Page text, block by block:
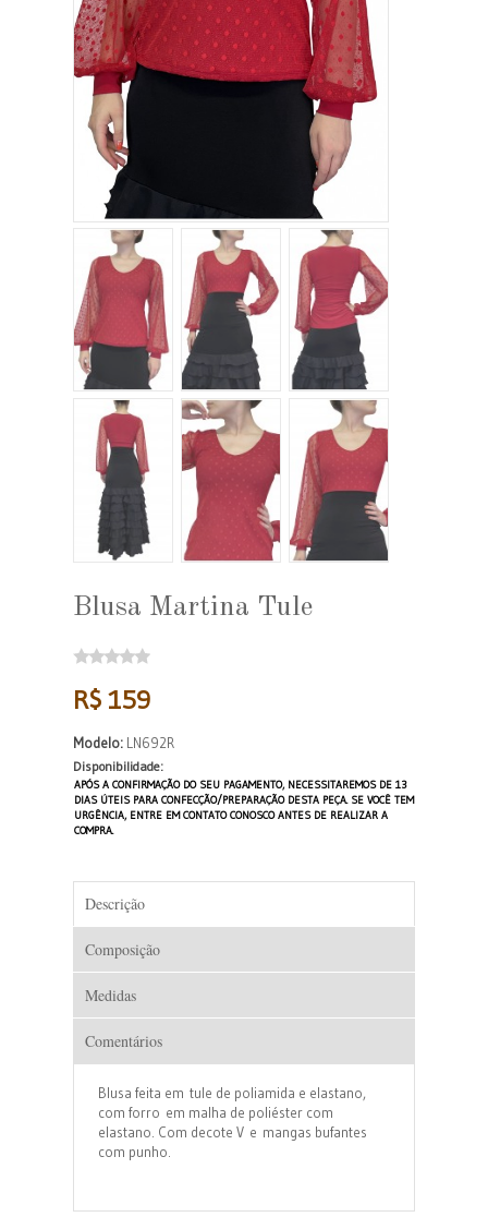
Blusa Martina Tule
R$ 159
Modelo: LN692R
Disponibilidade:
APÓS A CONFIRMAÇÃO DO SEU PAGAMENTO, NECESSITAREMOS DE 13
DIAS ÚTEIS PARA CONFECÇÃO/PREPARAÇÃO DESTA PEÇA. SE VOCÊ TEM
URGÊNCIA, ENTRE EM CONTATO CONOSCO ANTES DE REALIZAR A
COMPRA.
Descrição
Composição
Medidas
Comentários
Blusa feita em tule de poliamida e elastano,
com forro em malha de poliéster com
elastano. Com decote V e mangas bufantes
com punho.